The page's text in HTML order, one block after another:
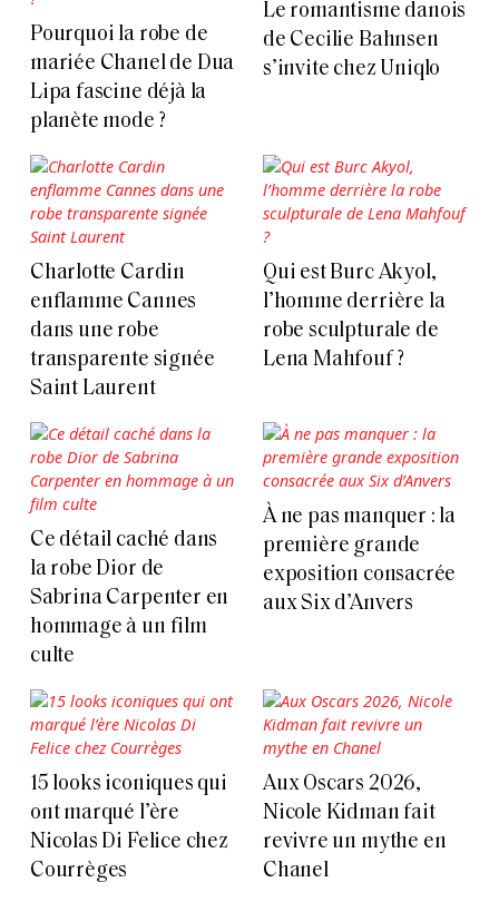
Pourquoi la robe de
mariée Chanel de Dua
Lipa fascine déjà la
planète mode ?
Le romantisme danois
de Cecilie Bahnsen
s’invite chez Uniqlo
Charlotte Cardin
enflamme Cannes
dans une robe
transparente signée
Saint Laurent
Qui est Burc Akyol,
l’homme derrière la
robe sculpturale de
Lena Mahfouf ?
Ce détail caché dans
la robe Dior de
Sabrina Carpenter en
hommage à un film
culte
À ne pas manquer : la
première grande
exposition consacrée
aux Six d’Anvers
15 looks iconiques qui
ont marqué l’ère
Nicolas Di Felice chez
Courrèges
Aux Oscars 2026,
Nicole Kidman fait
revivre un mythe en
Chanel